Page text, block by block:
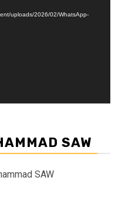
uploads/2026/02/WhatsApp-
SAW
SAW